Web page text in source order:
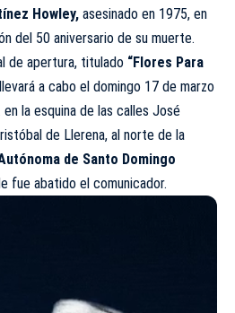
Howley, asesinado en 1975, en
del 50 aniversario de su muerte.
de apertura, titulado “Flores Para
a cabo el domingo 17 de marzo
en la esquina de las calles José
de Llerena, al norte de la
de Santo Domingo
fue abatido el comunicador.